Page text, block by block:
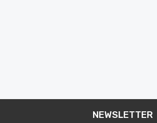
NEWSLETTER